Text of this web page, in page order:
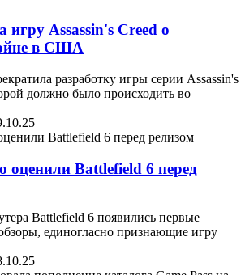
игру Assassin's Creed о
в США
разработку игры серии Assassin's
должно было происходить во
оценили Battlefield 6 перед
Battlefield 6 появились первые
единогласно признающие игру